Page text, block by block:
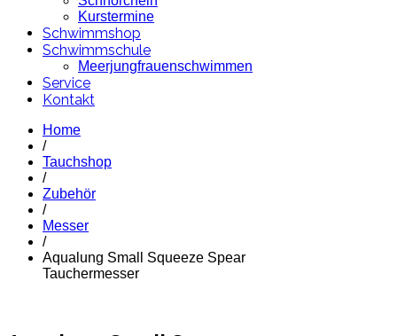
Kurstermine
Schwimmshop
Schwimmschule
Meerjungfrauenschwimmen
Service
Kontakt
Home
/
Tauchshop
/
Zubehör
/
Messer
/
Aqualung Small Squeeze Spear
Tauchermesser